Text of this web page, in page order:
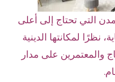
التي تحتاج إلى أعلى
نظرًا لمكانتها الدينية
والمعتمرين على مدار